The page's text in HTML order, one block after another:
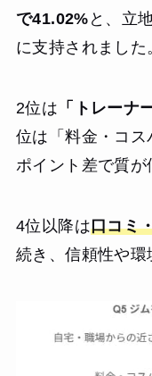
で41.02% と、立
に支持されました
2位は 「トレーナ
位は「料金・コ
ポイント差で質が
4位以降は口コミ
続き、信頼性や環